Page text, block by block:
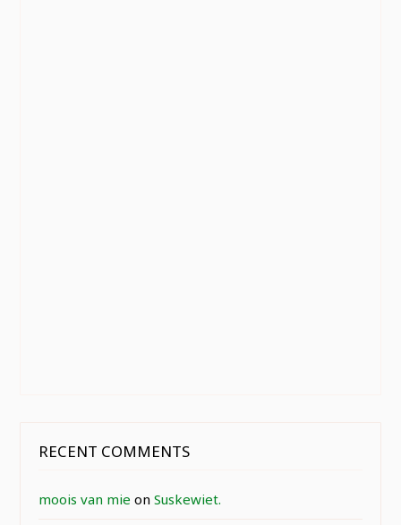
RECENT COMMENTS
moois van mie onSuskewiet.